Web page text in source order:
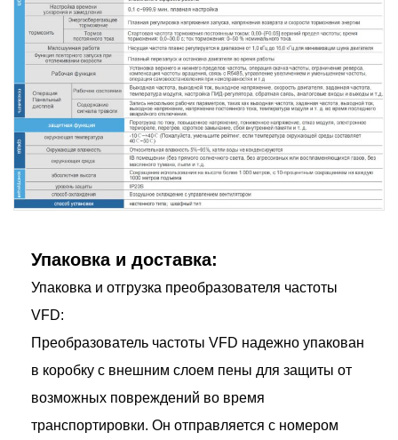
Упаковка и доставка:
Упаковка и отгрузка преобразователя частоты
VFD:
Преобразователь частоты VFD надежно упакован
в коробку с внешним слоем пены для защиты от
возможных повреждений во время
транспортировки. Он отправляется с номером